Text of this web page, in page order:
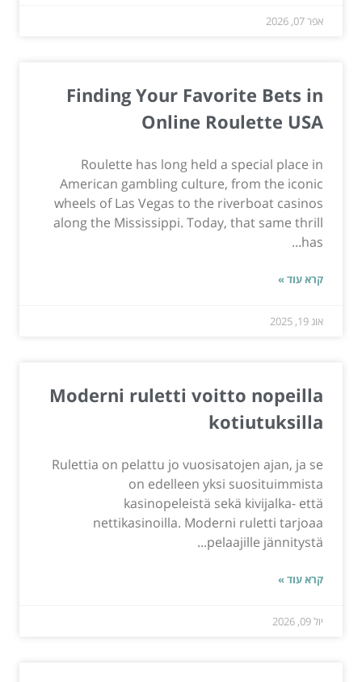
אפר 07, 2026
Finding Your Favorite Bets in
Online Roulette USA
Roulette has long held a special place in
American gambling culture, from the iconic
wheels of Las Vegas to the riverboat casinos
along the Mississippi. Today, that same thrill
has...
קרא עוד »
אוג 19, 2025
Moderni ruletti voitto nopeilla
kotiutuksilla
Rulettia on pelattu jo vuosisatojen ajan, ja se
on edelleen yksi suosituimmista
kasinopeleistä sekä kivijalka- että
nettikasinoilla. Moderni ruletti tarjoaa
pelaajille jännitystä...
קרא עוד »
יול 09, 2026